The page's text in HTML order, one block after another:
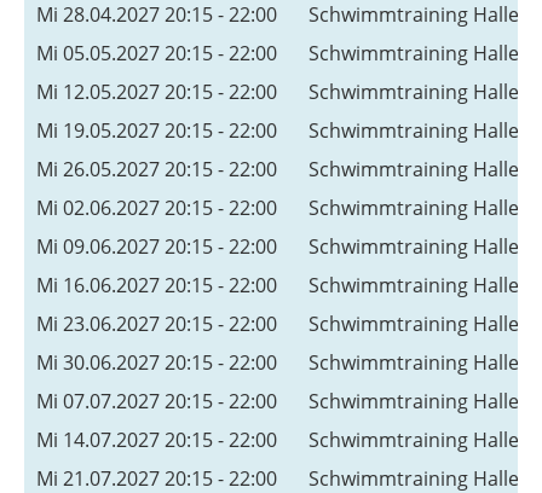
Mi 28.04.2027 20:15 - 22:00
Schwimmtraining
Mi 05.05.2027 20:15 - 22:00
Schwimmtraining
Mi 12.05.2027 20:15 - 22:00
Schwimmtraining
Mi 19.05.2027 20:15 - 22:00
Schwimmtraining
Mi 26.05.2027 20:15 - 22:00
Schwimmtraining
Mi 02.06.2027 20:15 - 22:00
Schwimmtraining
Mi 09.06.2027 20:15 - 22:00
Schwimmtraining
Mi 16.06.2027 20:15 - 22:00
Schwimmtraining
Mi 23.06.2027 20:15 - 22:00
Schwimmtraining
Mi 30.06.2027 20:15 - 22:00
Schwimmtraining
Mi 07.07.2027 20:15 - 22:00
Schwimmtraining
Mi 14.07.2027 20:15 - 22:00
Schwimmtraining
Mi 21.07.2027 20:15 - 22:00
Schwimmtraining